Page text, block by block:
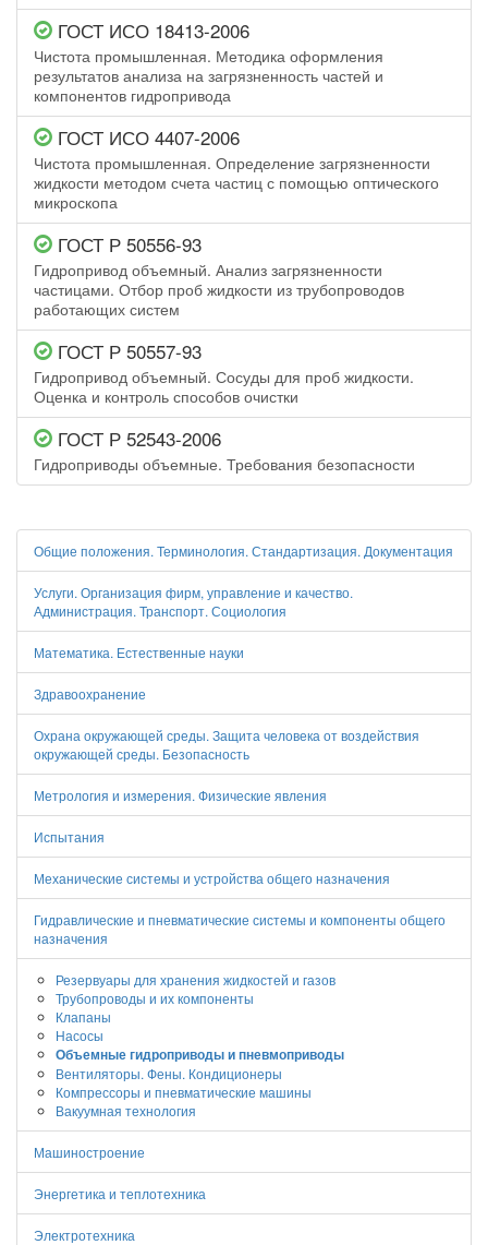
ГОСТ ИСО 18413-2006
Чистота промышленная. Методика оформления
результатов анализа на загрязненность частей и
компонентов гидропривода
ГОСТ ИСО 4407-2006
Чистота промышленная. Определение загрязненности
жидкости методом счета частиц с помощью оптического
микроскопа
ГОСТ Р 50556-93
Гидропривод объемный. Анализ загрязненности
частицами. Отбор проб жидкости из трубопроводов
работающих систем
ГОСТ Р 50557-93
Гидропривод объемный. Сосуды для проб жидкости.
Оценка и контроль способов очистки
ГОСТ Р 52543-2006
Гидроприводы объемные. Требования безопасности
Общие положения. Терминология. Стандартизация. Документация
Услуги. Организация фирм, управление и качество.
Администрация. Транспорт. Социология
Математика. Естественные науки
Здравоохранение
Охрана окружающей среды. Защита человека от воздействия
окружающей среды. Безопасность
Метрология и измерения. Физические явления
Испытания
Механические системы и устройства общего назначения
Гидравлические и пневматические системы и компоненты общего
назначения
Резервуары для хранения жидкостей и газов
Трубопроводы и их компоненты
Клапаны
Насосы
Объемные гидроприводы и пневмоприводы
Вентиляторы. Фены. Кондиционеры
Компрессоры и пневматические машины
Вакуумная технология
Машиностроение
Энергетика и теплотехника
Электротехника